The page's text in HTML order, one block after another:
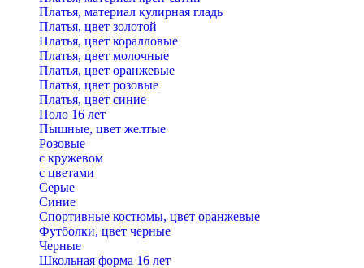
Платья, материал кулирная гладь
Платья, цвет золотой
Платья, цвет коралловые
Платья, цвет молочные
Платья, цвет оранжевые
Платья, цвет розовые
Платья, цвет синие
Поло 16 лет
Пышные, цвет желтые
Розовые
с кружевом
с цветами
Серые
Синие
Спортивные костюмы, цвет оранжевые
Футболки, цвет черные
Черные
Школьная форма 16 лет